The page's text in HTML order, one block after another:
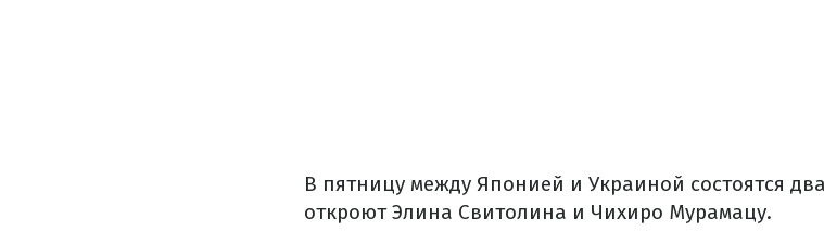
В пятницу между Японией и Украиной состоятся
откроют Элина Свитолина и Чихиро Мурамацу.